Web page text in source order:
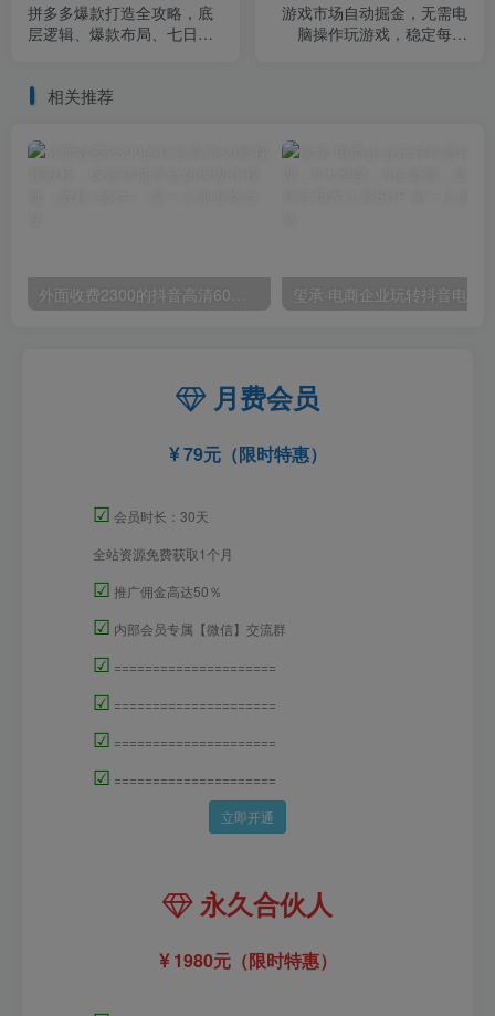
拼多多爆款打造全攻略，底
层逻辑、爆款布局、七日爆
游戏市场自动掘金，无需电
脑操作玩游戏，稳定每日
相关推荐
外面收费2300的抖音高清60帧视频教程，保证你能学会如何制作视频（教程+插件）
月费会员
79元（限时特惠）
☑ 会员时长：30天
全站资源免费获取1个月
☑ 推广佣金高达50％
☑ 内部会员专属【微信】交流群
☑ =====================
☑ =====================
☑ =====================
☑ =====================
立即开通
永久合伙人
1980元（限时特惠）